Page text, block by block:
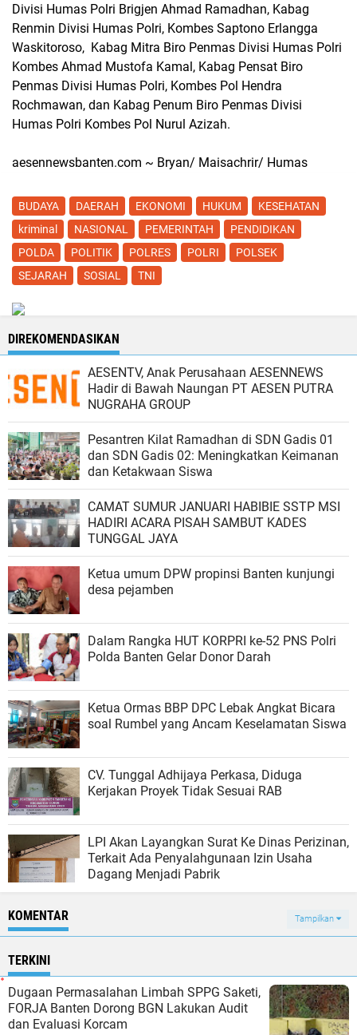
Divisi Humas Polri Brigjen Ahmad Ramadhan, Kabag
Renmin Divisi Humas Polri, Kombes Saptono Erlangga
Waskitoroso, Kabag Mitra Biro Penmas Divisi Humas Polri
Kombes Ahmad Mustofa Kamal, Kabag Pensat Biro
Penmas Divisi Humas Polri, Kombes Pol Hendra
Rochmawan, dan Kabag Penum Biro Penmas Divisi
Humas Polri Kombes Pol Nurul Azizah.
aesennewsbanten.com ~ Bryan/ Maisachrir/ Humas
BUDAYA DAERAH EKONOMI HUKUM
KESEHATAN
kriminal
NASIONAL PEMERINTAH
PENDIDIKAN
POLDA
POLITIK POLRES POLRI
POLSEK
SEJARAH
SOSIAL TNI
DIREKOMENDASIKAN
AESENTV, Anak Perusahaan AESENNEWS
Hadir di Bawah Naungan PT AESEN PUTRA
NUGRAHA GROUP
Pesantren Kilat Ramadhan di SDN Gadis 01
dan SDN Gadis 02: Meningkatkan Keimanan
dan Ketakwaan Siswa
CAMAT SUMUR JANUARI HABIBIE SSTP MSI
HADIRI ACARA PISAH SAMBUT KADES
TUNGGAL JAYA
Ketua umum DPW propinsi Banten kunjungi
desa pejamben
Dalam Rangka HUT KORPRI ke-52 PNS Polri
Polda Banten Gelar Donor Darah
Ketua Ormas BBP DPC Lebak Angkat Bicara
soal Rumbel yang Ancam Keselamatan Siswa
CV. Tunggal Adhijaya Perkasa, Diduga
Kerjakan Proyek Tidak Sesuai RAB
LPI Akan Layangkan Surat Ke Dinas Perizinan,
Terkait Ada Penyalahgunaan Izin Usaha
Dagang Menjadi Pabrik
KOMENTAR Tampilkan
TERKINI
Dugaan Permasalahan Limbah SPPG Saketi,
FORJA Banten Dorong BGN Lakukan Audit
dan Evaluasi Korcam